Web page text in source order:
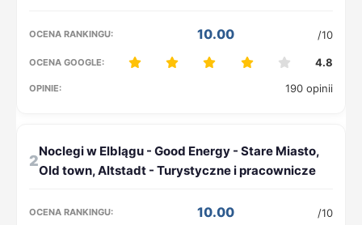
10.00 /10
4.8
190 opinii
2
10.00 /10